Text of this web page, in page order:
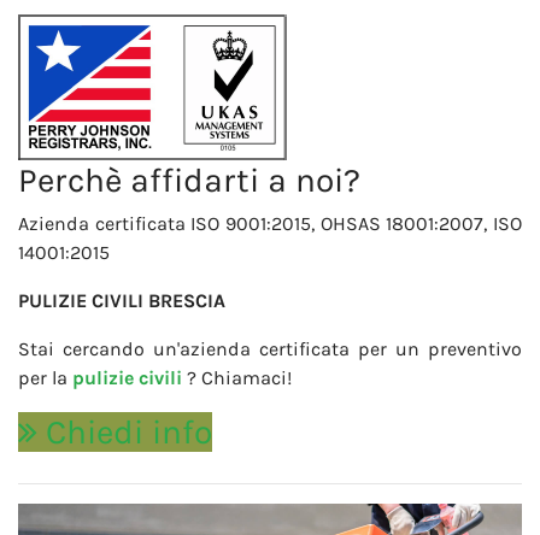
Perchè affidarti a noi?
Azienda certificata ISO 9001:2015, OHSAS 18001:2007, ISO
14001:2015
PULIZIE CIVILI BRESCIA
Stai cercando un'azienda certificata per un preventivo
per la pulizie civili ? Chiamaci!
Chiedi info